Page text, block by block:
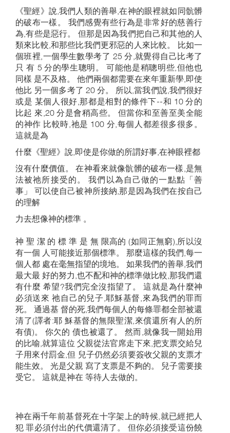
《聖經》說,我們人類的善舉,在神的眼裡就如同骯髒
的破布一樣。 我們感覺有些行為是非常好的慈善行
為,有些是惡行。 但那是因為我們把自己和其他的人
類來比較,和那些比我們更邪惡的人來比較。 比如一
個班裡,一個學生數學考了 25 分,就覺得自己比考了
只 有 5 分的學生聰明。 可能他是稍聰明些,但他也
同樣 是不及格。 他們兩個都需要在來年重新學,即使
他比 另一個多考了 20 分。 所以,當我們說,我們很好
或是 某個人很好,那都是相對的條件下--和 10 分的
比起 來,20 分是會稍高些。 但當你和至善至美全能
的神作 比較時,祂是 100 分,每個人都差很多很多。
這就是為
什麼《聖經》說,即使是你做的所謂好事,在神眼裡都
沒有什麼價值。 在神看來就像骯髒的破布一樣,是無
法被祂所接受的。 我們以為自己做的一點點「善
事」 可以使自己被神所接納,那是因為我們在按自己
的理解
力去想像神的標準 。
神 聖 潔 的 標 準 是 無 限高的 (如同正無窮),所以沒
有一個 人可能接近那個標準。 那麼這樣的我們,每一
個人都 處在毫無指望的境地。 如果我們的善舉,我們
最大最 好的努力,也不配和神的標準做比較,那我們還
有什麼 希望?我們完全沒指望了。 這就是為什麼神
必須送來 祂自己的兒子,耶穌基督,來為我們的罪而
死。 通過基 督的死,我們每個人的每條罪都全部被還
清了(譯者:耶 穌基督的無限聖潔,來償還所有人的所
有債)。 你欠的 債也被還了。 然而,就像我一開始用
的比喻,就算這位 父親從法官席走下來,把支票交給兒
子用來付罰金,但 兒子仍然必須要簽收父親的支票才
能生效。 光是父親 寫了支票是不夠的。 兒子需要接
受它。 這就是神在 等待人去做的。
神在兩千年前基督死在十字架上的時候,就已經把人
犯 罪必須付出的代價還清了。 但你必須接受這份饒